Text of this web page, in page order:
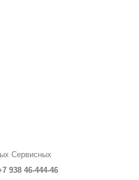
Сервисных
938 46-444-46